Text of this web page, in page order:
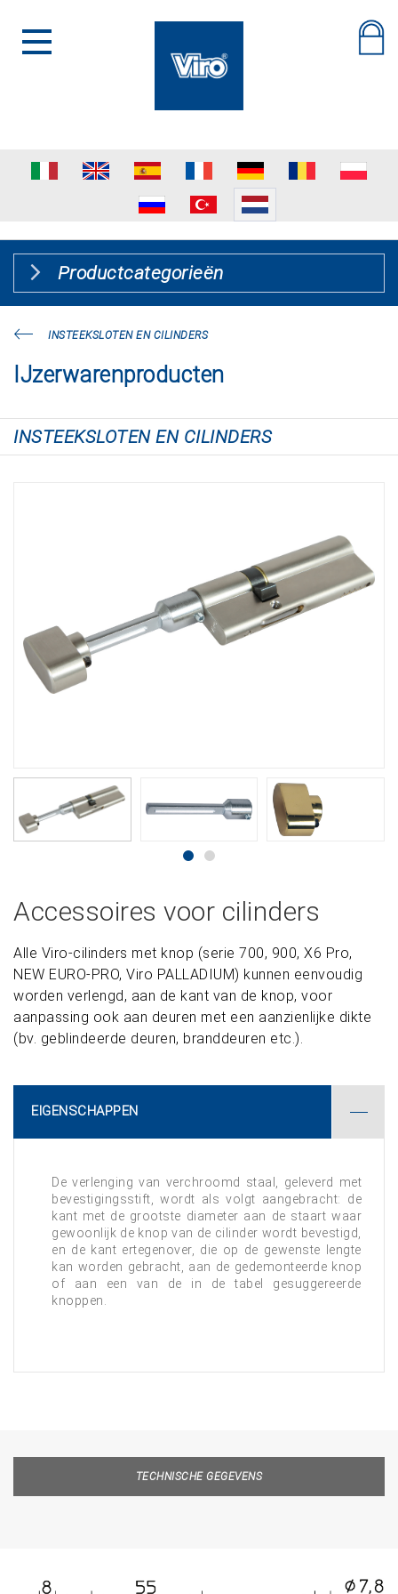
Productcategorieën
INSTEEKSLOTEN EN CILINDERS
IJzerwarenproducten
INSTEEKSLOTEN EN CILINDERS
Accessoires voor cilinders
Alle Viro-cilinders met knop (serie 700, 900, X6 Pro,
NEW EURO-PRO, Viro PALLADIUM) kunnen eenvoudig
worden verlengd, aan de kant van de knop, voor
aanpassing ook aan deuren met een aanzienlijke dikte
(bv. geblindeerde deuren, branddeuren etc.).
EIGENSCHAPPEN
De verlenging van verchroomd staal, geleverd met
bevestigingsstift, wordt als volgt aangebracht: de
kant met de grootste diameter aan de staart waar
gewoonlijk de knop van de cilinder wordt bevestigd,
en de kant ertegenover, die op de gewenste lengte
kan worden gebracht, aan de gedemonteerde knop
of aan een van de in de tabel gesuggereerde
knoppen.
TECHNISCHE GEGEVENS